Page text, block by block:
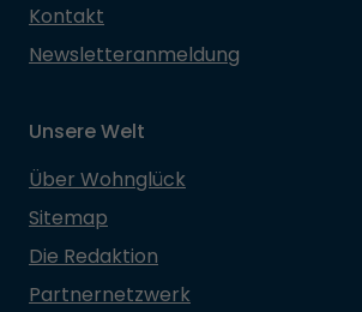
Kontakt
Newsletteranmeldung
Unsere Welt
Über Wohnglück
Sitemap
Die Redaktion
Partnernetzwerk